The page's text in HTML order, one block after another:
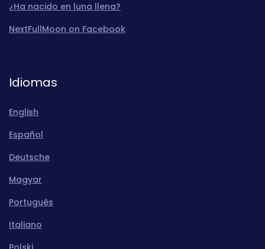
¿Ha nacido en luna llena?
NextFullMoon on Facebook
Idiomas
English
Español
Deutsche
Magyar
Português
Italiano